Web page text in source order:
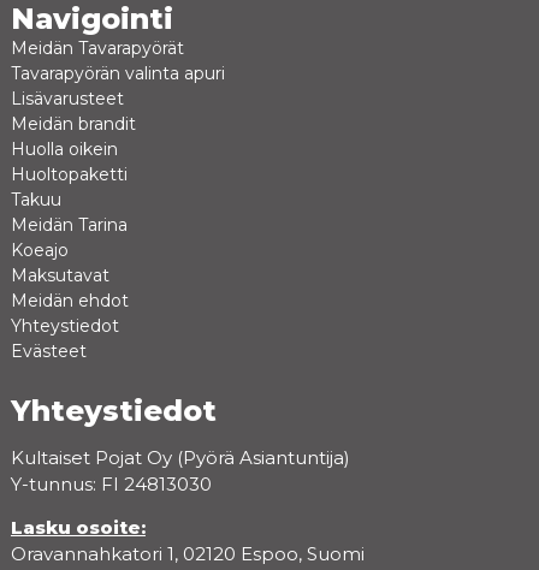
Navigointi
Meidän Tavarapyörät
Tavarapyörän valinta apuri
Lisävarusteet
Meidän brandit
Huolla oikein
Huoltopaketti
Takuu
Meidän Tarina
Koeajo
Maksutavat
Meidän ehdot
Yhteystiedot
Evästeet
Yhteystiedot
Kultaiset Pojat Oy (Pyörä Asiantuntija)
Y-tunnus: FI 24813030
Lasku osoite:
Oravannahkatori 1, 02120 Espoo, Suomi